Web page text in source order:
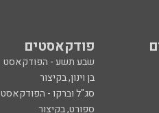
פודקאסטים
שבע תשע - הפודקאסט
בן וינון, בקיצור
סג"ל וברקו - הפודקאסט
ספורט, בקיצור